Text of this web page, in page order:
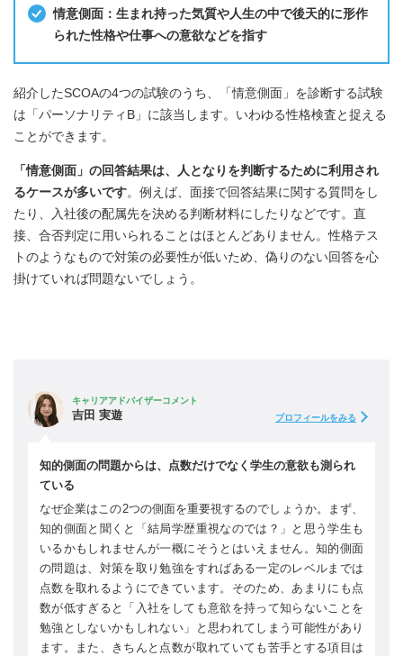
情意側面：生まれ持った気質や人生の中で後天的に形作
られた性格や仕事への意欲などを指す
紹介したSCOAの4つの試験のうち、「情意側面」を診断する試験
は「パーソナリティB」に該当します。いわゆる性格検査と捉える
ことができます。
「情意側面」の回答結果は、人となりを判断するために利用され
るケースが多いです。例えば、面接で回答結果に関する質問をし
たり、入社後の配属先を決める判断材料にしたりなどです。直
接、合否判定に用いられることはほとんどありません。性格テス
トのようなもので対策の必要性が低いため、偽りのない回答を心
掛けていれば問題ないでしょう。
キャリアアドバイザーコメント
吉田 実遊 プロフィールをみる
知的側面の問題からは、点数だけでなく学生の意欲も測られ
ている
なぜ企業はこの2つの側面を重要視するのでしょうか。まず、
知的側面と聞くと「結局学歴重視なのでは？」と思う学生も
いるかもしれませんが一概にそうとはいえません。知的側面
の問題は、対策を取り勉強をすればある一定のレベルまでは
点数を取れるようにできています。そのため、あまりにも点
数が低すぎると「入社をしても意欲を持って知らないことを
勉強としないかもしれない」と思われてしまう可能性があり
ます。また、きちんと点数が取れていても苦手とする項目は